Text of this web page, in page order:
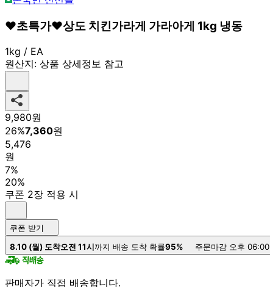
❤️초특가❤️상도 치킨가라게 가라아게 1kg 냉동
1kg / EA
원산지: 상품 상세정보 참고
9,980원
26%7,360원
5,476
원
7%
20%
쿠폰 2장 적용 시
쿠폰 받기
8.10 (월) 도착오전 11시까지 배송 도착 확률95% 주문마감 오후 06:00
판매자가 직접 배송합니다.